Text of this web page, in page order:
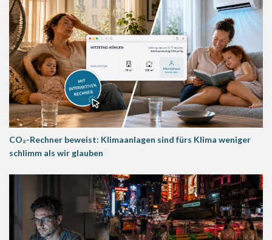
CO₂-Rechner beweist: Klimaanlagen sind fürs Klima weniger
schlimm als wir glauben